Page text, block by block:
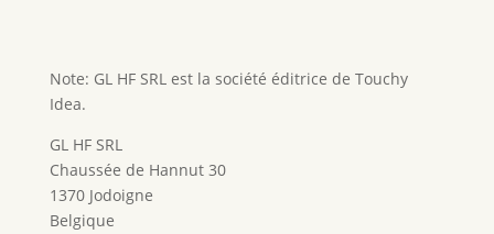
Note: GL HF SRL est la société éditrice de Touchy
Idea.
GL HF SRL
Chaussée de Hannut 30
1370 Jodoigne
Belgique